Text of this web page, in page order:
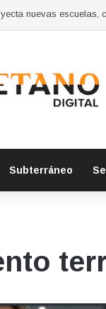
nuevas escuelas,
Subterráneo